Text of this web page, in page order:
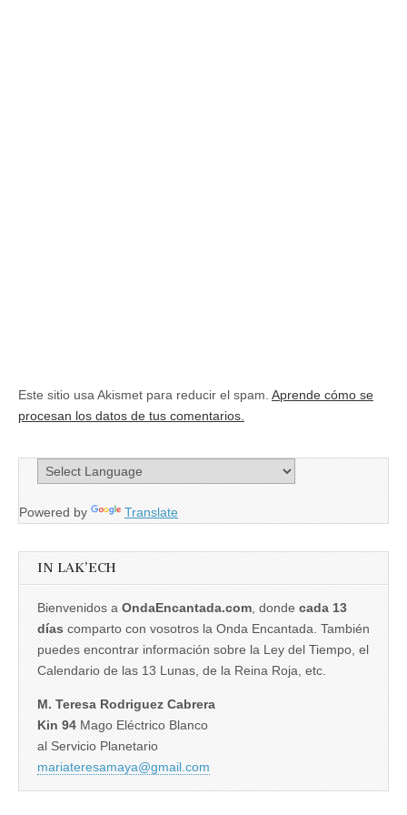
Este sitio usa Akismet para reducir el spam. Aprende cómo se
procesan los datos de tus comentarios.
Powered by Translate
IN LAK’ECH
Bienvenidos a OndaEncantada.com , donde cada 13
días comparto con vosotros la Onda Encantada. También
puedes encontrar información sobre la Ley del Tiempo, el
Calendario de las 13 Lunas, de la Reina Roja, etc.
M. Teresa Rodriguez Cabrera
Kin 94 Mago Eléctrico Blanco
al Servicio Planetario
mariateresamaya@gmail.com